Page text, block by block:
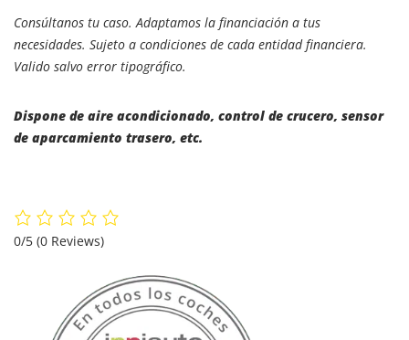
Consúltanos tu caso. Adaptamos la financiación a tus
necesidades. Sujeto a condiciones de cada entidad financiera.
Valido salvo error tipográfico.
Dispone de aire acondicionado, control de crucero, sensor
de aparcamiento trasero, etc.
0/5 (0 Reviews)